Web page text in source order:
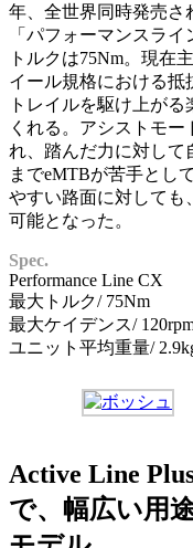
年、全世界同時発売さ
「パフォーマンスラ
トルクは75Nm。現在
イール規格における抵
トレイルを駆け上が
くれる。アシストモ
れ、踏んだ力に対して
までeMTBが苦手とし
やすい路面に対しても
可能となった。
Spec.
Performance Line CX
最大トルク/ 75Nm
最大ケイデンス/
ユニット平均重量/
Active Line
で、幅広い用